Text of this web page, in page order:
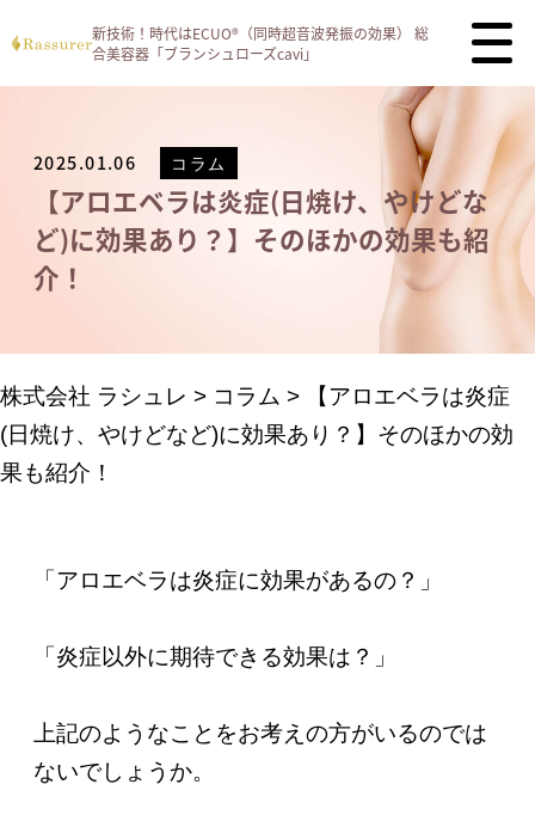
新技術！時代はECUO®（同時超音波発振の効果） 総
合美容器「ブランシュローズcavi」
2025.01.06 コラム
【アロエベラは炎症(日焼け、やけどな
ど)に効果あり？】そのほかの効果も紹
介！
株式会社 ラシュレ > コラム >
【アロエベラは炎症
(日焼け、やけどなど)に効果あり？】そのほかの効
果も紹介！
「アロエベラは炎症に効果があるの？」
「炎症以外に期待できる効果は？」
上記のようなことをお考えの方がいるのでは
ないでしょうか。